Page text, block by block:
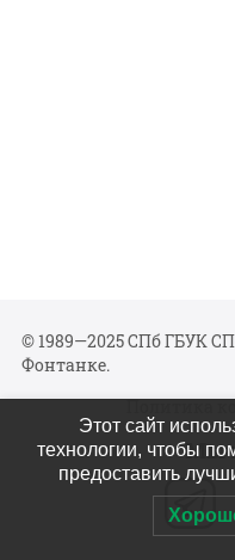
© 1989—2025 СПб ГБУК
Фонтанке.
Политика
Мы
Этот сайт
технологии, чтобы
предоставить